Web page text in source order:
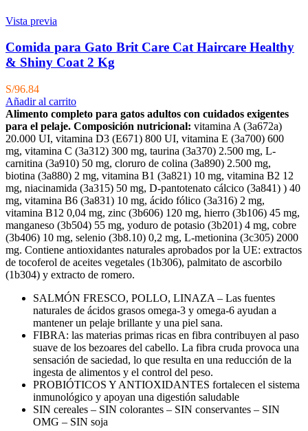
Vista previa
Comida para Gato Brit Care Cat Haircare Healthy
& Shiny Coat 2 Kg
S/96.84
Añadir al carrito
Alimento completo para gatos adultos con cuidados exigentes
para el pelaje. Composición nutricional: vitamina A (3a672a)
20.000 UI, vitamina D3 (E671) 800 UI, vitamina E (3a700) 600
mg, vitamina C (3a312) 300 mg, taurina (3a370) 2.500 mg, L-
carnitina (3a910) 50 mg, cloruro de colina (3a890) 2.500 mg,
biotina (3a880) 2 mg, vitamina B1 (3a821) 10 mg, vitamina B2 12
mg, niacinamida (3a315) 50 mg, D-pantotenato cálcico (3a841) ) 40
mg, vitamina B6 (3a831) 10 mg, ácido fólico (3a316) 2 mg,
vitamina B12 0,04 mg, zinc (3b606) 120 mg, hierro (3b106) 45 mg,
manganeso (3b504) 55 mg, yoduro de potasio (3b201) 4 mg, cobre
(3b406) 10 mg, selenio (3b8.10) 0,2 mg, L-metionina (3c305) 2000
mg. Contiene antioxidantes naturales aprobados por la UE: extractos
de tocoferol de aceites vegetales (1b306), palmitato de ascorbilo
(1b304) y extracto de romero.
SALMÓN FRESCO, POLLO, LINAZA – Las fuentes
naturales de ácidos grasos omega-3 y omega-6 ayudan a
mantener un pelaje brillante y una piel sana.
FIBRA: las materias primas ricas en fibra contribuyen al paso
suave de los bezoares del cabello. La fibra cruda provoca una
sensación de saciedad, lo que resulta en una reducción de la
ingesta de alimentos y el control del peso.
PROBIÓTICOS Y ANTIOXIDANTES fortalecen el sistema
inmunológico y apoyan una digestión saludable
SIN cereales – SIN colorantes – SIN conservantes – SIN
OMG – SIN soja